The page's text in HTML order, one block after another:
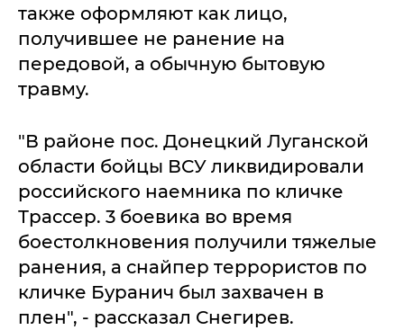
также оформляют как лицо,
получившее не ранение на
передовой, а обычную бытовую
травму.
"В районе пос. Донецкий Луганской
области бойцы ВСУ ликвидировали
российского наемника по кличке
Трассер. 3 боевика во время
боестолкновения получили тяжелые
ранения, а снайпер террористов по
кличке Буранич был захвачен в
плен", - рассказал Снегирев.